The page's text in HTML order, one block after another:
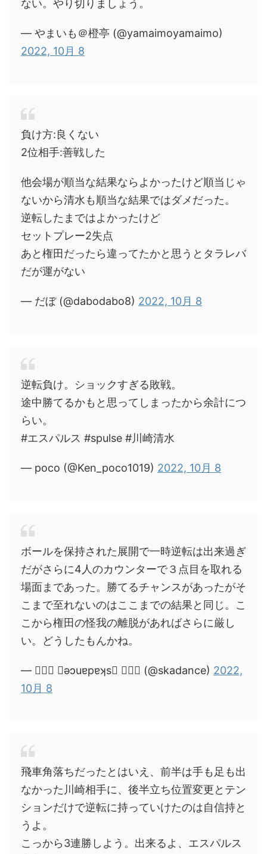
ない。やり切りましょう。
— やまいも＠橙亭 (@yamaimoyamaimo)
2022, 10月 8
負け方:良くない
2位相手:善戦した
他会場が順当な結果ならよかったけど順当じゃ
ないから清水も順当な結果ではダメだった。
逆転したまではよかったけど
セットプレー2失点
あと権田だったら違ってたかと思うとタラレバ
だが運がない
— だぼ (@dabodabo8) 2022, 10月 8
逆転負け。ショックすぎる敗戦。
途中勝てるかもと思ってしまったから余計につ
らい。
#エスパルス #spulse #川崎清水
— poco (@Ken_poco1019) 2022, 10月 8
ボールを保持された展開で一時逆転は出来過ぎ
だがさらに4人のカウンターで３点目を取れる
場面まであった。勝てるチャンスがあったがそ
こまで至れないのはここまでの結果と同じ。こ
こから権田の怪我の離脱があればさらに厳し
い。どうしたもんかね。
— ❀❀❀ ǝɔuɐpɐʞs ❀❀❀ (@skadance) 2022,
10月 8
飛車角落ちだったとはいえ、前半は手も足も出
なかった川崎相手に、後半立ち位置変更とテン
ションだけで逆転に持っていけたのは自信持と
うよ。
こっから3連勝しよう。出来るよ、エスパルス